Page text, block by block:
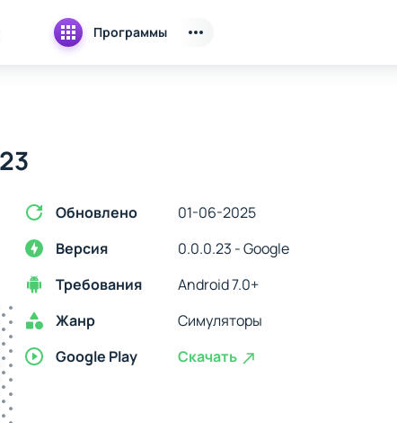
Программы
Обновлено
01-06-2025
Версия
0.0.0.23 - Google
Требования
Android 7.0+
Жанр
Симуляторы
Google Play
Скачать